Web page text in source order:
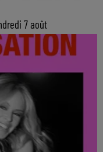
7 août